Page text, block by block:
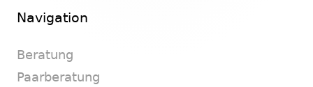
Navigation
Beratung
Paarberatung